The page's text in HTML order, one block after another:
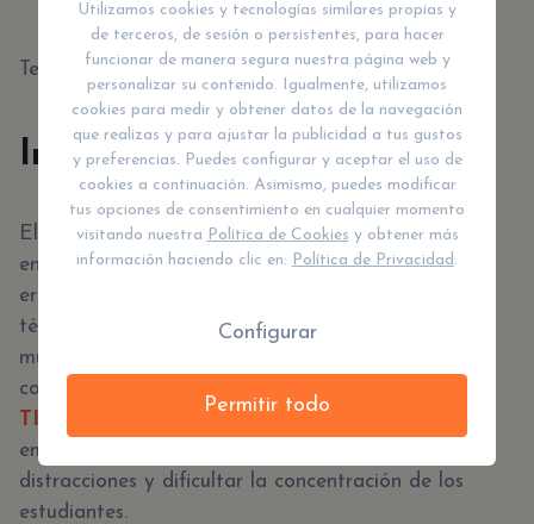
verificar su funcionamiento periódicamente.
Teniendo en cuenta la sencillez
Impacto en el Aprendizaje
El impacto de las pantallas LED en el aprendizaje
en las aulas es un tema de debate constante en la
era digital. Estas pantallas ofrecen ventajas en
términos de interactividad, acceso a recursos
multimedia y dinamismo en la presentación de
contenidos como muchas de las
embargo, su uso excesivo puede generar
distracciones y dificultar la concentración de los
estudiantes.
Utilizamos cookies y tecnologías similares propias y
de terceros, de sesión o persistentes, para hacer
funcionar de manera segura nuestra página web y
personalizar su contenido. Igualmente, utilizamos
cookies para medir y obtener datos de la navegación
que realizas y para ajustar la publicidad a tus gustos
y preferencias. Puedes configurar y aceptar el uso de
cookies a continuación. Asimismo, puedes modificar
tus opciones de consentimiento en cualquier momento
visitando nuestra Política de Cookies y obtener más
información haciendo clic en: Política de Privacidad .
Configurar
Permitir todo